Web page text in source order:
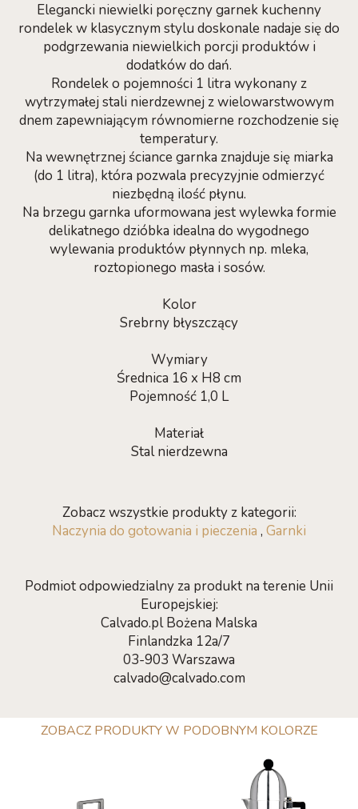
Elegancki niewielki poręczny garnek kuchenny
rondelek w klasycznym stylu doskonale nadaje się do
podgrzewania niewielkich porcji produktów i
dodatków do dań.
Rondelek o pojemności 1 litra wykonany z
wytrzymałej stali nierdzewnej z wielowarstwowym
dnem zapewniającym równomierne rozchodzenie się
temperatury.
Na wewnętrznej ściance garnka znajduje się miarka
(do 1 litra), która pozwala precyzyjnie odmierzyć
niezbędną ilość płynu.
Na brzegu garnka uformowana jest wylewka formie
delikatnego dzióbka idealna do wygodnego
wylewania produktów płynnych np. mleka,
roztopionego masła i sosów.
Kolor
Srebrny błyszczący
Wymiary
Średnica 16 x H8 cm
Pojemność 1,0 L
Materiał
Stal nierdzewna
Zobacz wszystkie produkty z kategorii:
Naczynia do gotowania i pieczenia , Garnki
Podmiot odpowiedzialny za produkt na terenie Unii
Europejskiej:
Calvado.pl Bożena Malska
Finlandzka 12a/7
03-903 Warszawa
calvado@calvado.com
ZOBACZ PRODUKTY W PODOBNYM KOLORZE